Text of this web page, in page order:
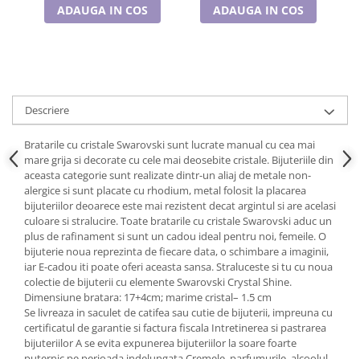
Cadouri pentru Doctori
Cadouri pentru Sfânta Maria
ADAUGA IN COS ADAUGA IN COS
Descriere
Bratarile cu cristale Swarovski sunt lucrate manual cu cea mai
mare grija si decorate cu cele mai deosebite cristale. Bijuteriile din
aceasta categorie sunt realizate dintr-un aliaj de metale non-
alergice si sunt placate cu rhodium, metal folosit la placarea
bijuteriilor deoarece este mai rezistent decat argintul si are acelasi
culoare si stralucire. Toate bratarile cu cristale Swarovski aduc un
plus de rafinament si sunt un cadou ideal pentru noi, femeile. O
bijuterie noua reprezinta de fiecare data, o schimbare a imaginii,
iar E-cadou iti poate oferi aceasta sansa. Straluceste si tu cu noua
colectie de bijuterii cu elemente Swarovski Crystal Shine.
Dimensiune bratara: 17+4cm; marime cristal– 1.5 cm
Se livreaza in saculet de catifea sau cutie de bijuterii, impreuna cu
certificatul de garantie si factura fiscala Intretinerea si pastrarea
bijuteriilor A se evita expunerea bijuteriilor la soare foarte